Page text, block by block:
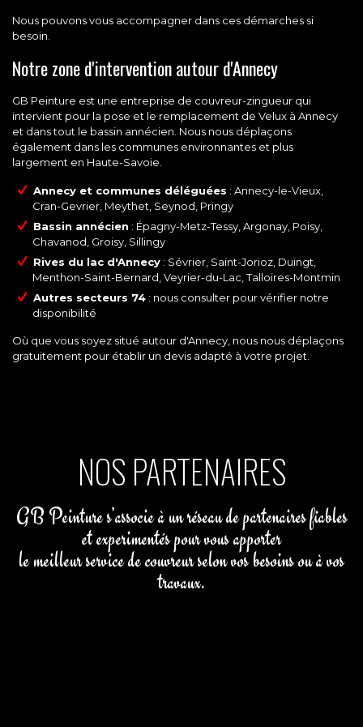
Nous pouvons vous accompagner dans ces démarches si
besoin.
Notre zone d'intervention autour d'Annecy
GB Peinture est une entreprise de couvreur-zingueur qui
intervient pour la pose et le remplacement de Velux à Annecy
et dans tout le bassin annécien. Nous nous déplaçons
également dans les communes environnantes et plus
largement en Haute-Savoie.
Annecy et communes déléguées : Annecy-le-Vieux,
Cran-Gevrier, Meythet, Seynod, Pringy
Bassin annécien : Épagny-Metz-Tessy, Argonay, Poisy,
Chavanod, Groisy, Sillingy
Rives du lac d'Annecy : Sévrier, Saint-Jorioz, Duingt,
Menthon-Saint-Bernard, Veyrier-du-Lac, Talloires-Montmin
Autres secteurs 74 : nous consulter pour vérifier notre
disponibilité
Où que vous soyez situé autour d'Annecy, nous nous déplaçons
gratuitement pour établir un devis adapté à votre projet.
NOS PARTENAIRES
GB Peinture s’associe à un réseau de partenaires fiables
et experimentés pour vous apporter
le meilleur service de couvreur selon vos besoins ou à vos
travaux.